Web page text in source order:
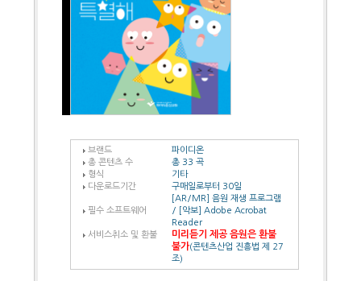
브랜드
파이디온
총 콘텐츠 수
총 33 곡
형식
기타
다운로드기간
구매일로부터 30일
필수 소프트웨어
[AR/MR] 음원 재생 프로그램
/ [악보] Adobe Acrobat
Reader
서비스취소 및 환불
미리듣기 제공 음원은 환불
불가(콘텐츠산업 진흥법 제 27
조)